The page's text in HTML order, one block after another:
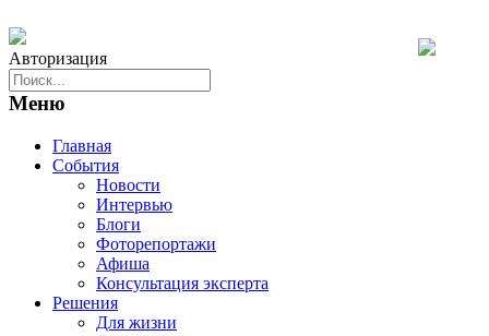
Авторизация
Меню
Главная
События
Новости
Интервью
Блоги
Фоторепортажи
Афиша
Консультация эксперта
Решения
Для жизни